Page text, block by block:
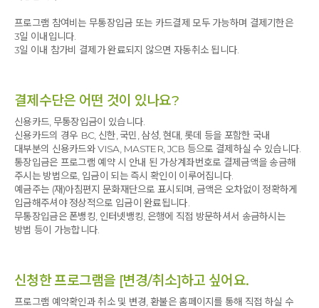
프로그램 참여비는 무통장입금 또는 카드결제 모두 가능하며 결제기한은
3일 이내입니다.
3일 이내 참가비 결제가 완료되지 않으면 자동취소 됩니다.
결제수단은 어떤 것이 있나요?
신용카드, 무통장입금이 있습니다.
신용카드의 경우 BC, 신한, 국민, 삼성, 현대, 롯데 등을 포함한 국내
대부분의 신용카드와 VISA, MASTER, JCB 등으로 결제하실 수 있습니다.
통장입금은 프로그램 예약 시 안내 된 가상계좌번호로 결제금액을 송금해
주시는 방법으로, 입금이 되는 즉시 확인이 이루어집니다.
예금주는 (재)아침편지 문화재단으로 표시되며, 금액은 오차없이 정확하게
입금해주셔야 정상적으로 입금이 완료됩니다.
무통장입금은 폰뱅킹, 인터넷뱅킹, 은행에 직접 방문하셔서 송금하시는
방법 등이 가능합니다.
신청한 프로그램을 [변경/취소]하고 싶어요.
프로그램 예약확인과 취소 및 변경, 환불은 홈페이지를 통해 직접 하실 수